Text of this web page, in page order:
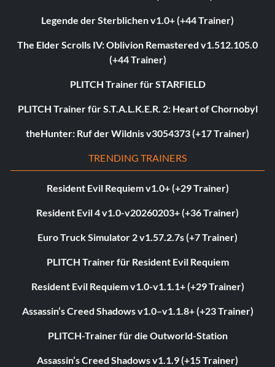
Legende der Sterblichen v1.0+ (+44 Trainer)
The Elder Scrolls IV: Oblivion Remastered v1.512.105.0
(+44 Trainer)
PLITCH Trainer für STARFIELD
PLITCH Trainer für S.T.A.L.K.E.R. 2: Heart of Chornobyl
theHunter: Ruf der Wildnis v3054373 (+17 Trainer)
TRENDING TRAINERS
Resident Evil Requiem v1.0+ (+29 Trainer)
Resident Evil 4 v1.0-v20260203+ (+36 Trainer)
Euro Truck Simulator 2 v1.57.2.7s (+7 Trainer)
PLITCH Trainer für Resident Evil Requiem
Resident Evil Requiem v1.0-v1.1.1+ (+29 Trainer)
Assassin’s Creed Shadows v1.0–v1.1.8+ (+23 Trainer)
PLITCH-Trainer für die Outworld-Station
Assassin’s Creed Shadows v1.1.9 (+15 Trainer)